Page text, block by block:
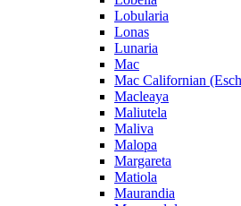
Lobularia
Lonas
Lunaria
Mac
Mac Californian
Macleaya
Maliutela
Maliva
Malopa
Margareta
Matiola
Maurandia